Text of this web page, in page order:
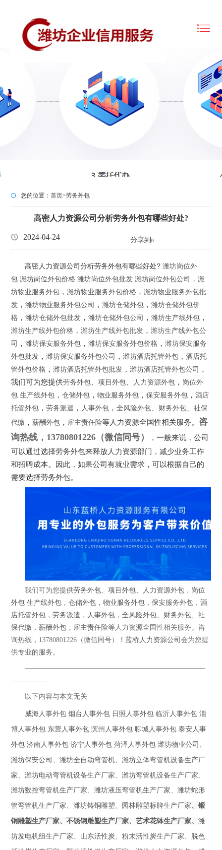
您的位置：首页>劳务外包
高密人力资源公司分析劳务外包有哪些好处?
2024-04-24 分享到 0
高密人力资源公司分析劳务外包有哪些好处?潍坊岗位外
包 潍坊岗位外包价格 潍坊岗位外包批发 潍坊岗位外包公司 ，潍
坊物业服务外包 ，潍坊物业服务外包价格 ，潍坊物业服务外包批
发 ，潍坊物业服务外包公司 ，潍坊仓储外包 ，潍坊仓储外包价
格 ，潍坊仓储外包批发 ，潍坊仓储外包公司 ，潍坊生产线外包 ，
潍坊生产线外包价格 ，潍坊生产线外包批发 ，潍坊生产线外包公
司
，潍坊保安服务外包 ，潍坊保安服务外包价格 ，潍坊保安服务
外包批发 ，潍坊保安服务外包公司 ，潍坊酒店托管外包 ，酒店托
管外包价格 ，潍坊酒店托管外包批发 ，潍坊酒店托管外包公司
，
我们可为您提供劳务外包 、项目外包 人力资源外包 ， 岗位外
包生产线外包 ，仓储外包 ，物业服务外包 ，保安服务外包 ，酒店
托管外包 ，劳务派遣 ， 人事外包 ，全风险外包 财务外包 、社保
代缴 ，薪酬外包 ， 雇主责任险等人力资源全国性相关服务。 咨
询热线，13780801226（微信同号）
，一般来说，公司
可以通过选择劳务外包来释放人力资源部门，减少业务工作
和招聘成本。因此，如果公司有就业需求，可以根据自己的
需要选择劳务外包。
我们可为您提供劳务外包、项目外包、 人力资源外包 ， 岗位
外包生产线外包 ，仓储外包 ，物业服务外包 ，保安服务外包 ，酒
店托管外包 ，劳务派遣 ， 人事外包 ，全风险外包、 财务外包、社
保代缴 ，薪酬外包 ， 雇主责任险等人力资源全国性相关服务。咨
询热线，13780801226（微信同号）！蓝桥 人力资源公司会为您提
供专业的服务。
——————————————————————————
—————
以下内容与本文无关
威海人事外包 烟台人事外包 日照人事外包 临沂人事外包 淄
博人事外包 东营人事外包 滨州 人事外包 聊城人事外包 泰安人事
外包 济南人事外包 济宁人事外包 菏泽人事外包 潍坊物业公司 、
潍坊保安公司 、潍坊全自动弯管机、潍坊立体弯管机设备生产厂
家、潍坊电动弯管机设备生产厂家、潍坊弯管机设备生产厂家、
潍坊数控弯管机生产厂家、潍坊液压弯管机生产厂家、潍坊蛇形
管弯管机生产厂家、潍坊铸铜雕塑、 园林雕塑标牌生产厂家、锻
铜雕塑生产厂家、不锈钢雕塑生产厂家、艺术花钵生产厂家、潍
坊发电机组生产厂家、 山东活性炭、粉末活性炭生产厂家、 脱色